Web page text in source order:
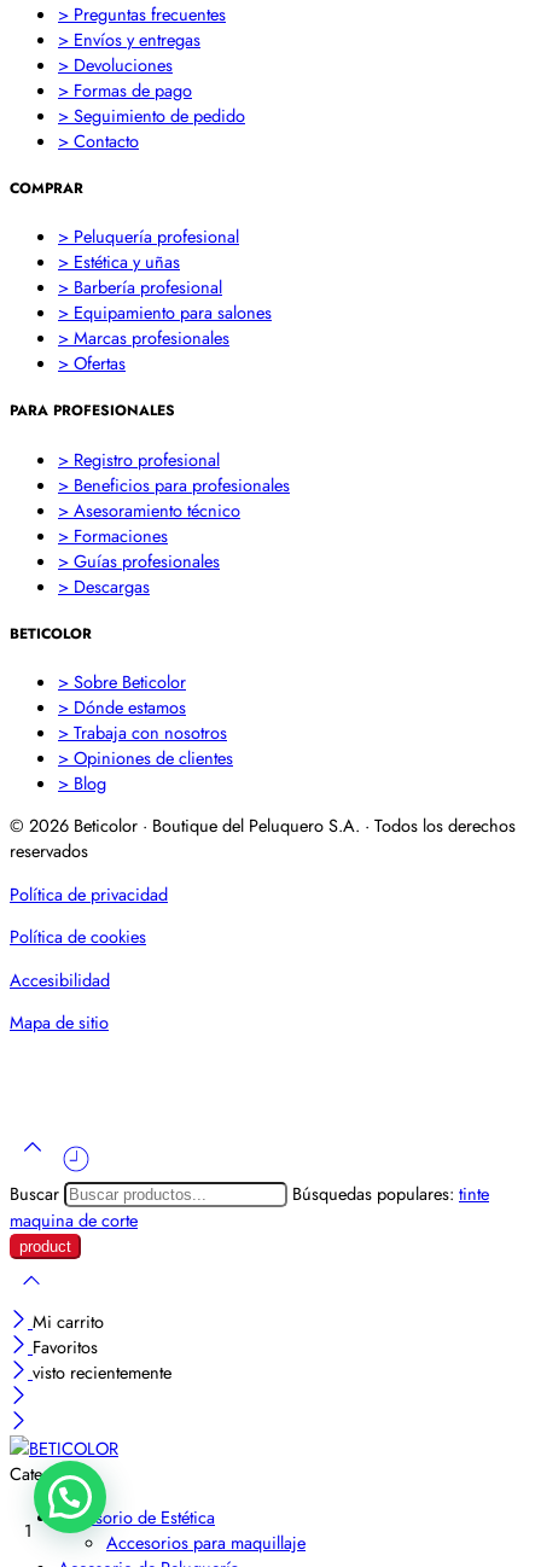
> Preguntas frecuentes
> Envíos y entregas
> Devoluciones
> Formas de pago
> Seguimiento de pedido
> Contacto
COMPRAR
> Peluquería profesional
> Estética y uñas
> Barbería profesional
> Equipamiento para salones
> Marcas profesionales
> Ofertas
PARA PROFESIONALES
> Registro profesional
> Beneficios para profesionales
> Asesoramiento técnico
> Formaciones
> Guías profesionales
> Descargas
BETICOLOR
> Sobre Beticolor
> Dónde estamos
> Trabaja con nosotros
> Opiniones de clientes
> Blog
© 2026 Beticolor · Boutique del Peluquero S.A. · Todos los derechos
reservados
Política de privacidad
Política de cookies
Accesibilidad
Mapa de sitio
Buscar Búsquedas populares: tinte
maquina de corte
Mi carrito
Favoritos
visto recientemente
Categorías
Accesorio de Estética
Accesorios para maquillaje
1